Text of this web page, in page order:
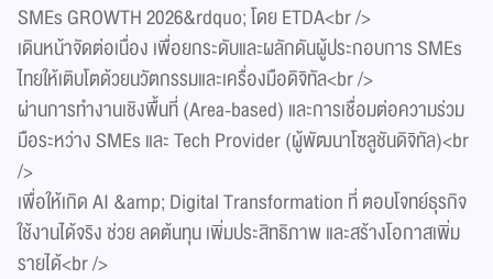
SMEs GROWTH 2026&rdquo; โดย ETDA<br />
เดินหน้าจัดต่อเนื่อง เพื่อยกระดับและผลักดันผู้ประกอบการ SMEs
ไทยให้เติบโตด้วยนวัตกรรมและเครื่องมือดิจิทัล<br />
ผ่านการทำงานเชิงพื้นที่ (Area-based) และการเชื่อมต่อความร่วม
มือระหว่าง SMEs และ Tech Provider (ผู้พัฒนาโซลูชันดิจิทัล)<br
/>
เพื่อให้เกิด AI &amp; Digital Transformation ที่ ตอบโจทย์ธุรกิจ
ใช้งานได้จริง ช่วย ลดต้นทุน เพิ่มประสิทธิภาพ และสร้างโอกาสเพิ่ม
รายได้<br />